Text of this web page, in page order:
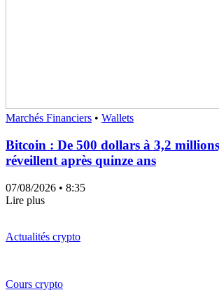
Marchés Financiers • Wallets
Bitcoin : De 500 dollars à 3,2
réveillent après quinze ans
07/08/2026 • 8:35
Lire plus
Actualités crypto
Cours crypto